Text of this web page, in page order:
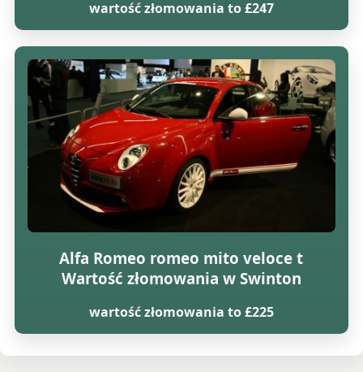
wartość złomowania to £247
Alfa Romeo romeo mito veloce t
Wartość złomowania w Swinton
wartość złomowania to £225